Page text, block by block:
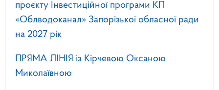
проєкту Інвестиційної програми КП
«Облводоканал» Запорізької обласної ради
на 2027 рік
ПРЯМА ЛІНІЯ із Кірчевою Оксаною
Миколаївною